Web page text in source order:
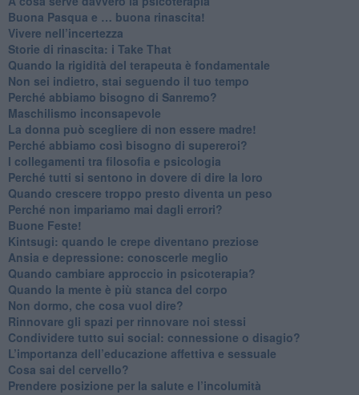
​Buona Pasqua e … buona rinascita!
​Vivere nell’incertezza
​Storie di rinascita: i Take That
​Quando la rigidità del terapeuta è fondamentale
​Non sei indietro, stai seguendo il tuo tempo
​Perché abbiamo bisogno di Sanremo?
​Maschilismo inconsapevole
​La donna può scegliere di non essere madre!
​Perché abbiamo così bisogno di supereroi?
​I collegamenti tra filosofia e psicologia
​Perché tutti si sentono in dovere di dire la loro
​Quando crescere troppo presto diventa un peso
​Perché non impariamo mai dagli errori?
​Buone Feste!
​Kintsugi: quando le crepe diventano preziose
Ansia e depressione: conoscerle meglio
Quando cambiare approccio in psicoterapia?
​Quando la mente è più stanca del corpo
Non dormo, che cosa vuol dire?
​Rinnovare gli spazi per rinnovare noi stessi
​Condividere tutto sui social: connessione o disagio?
​L’importanza dell’educazione affettiva e sessuale
​Cosa sai del cervello?
Prendere posizione per la salute e l’incolumità